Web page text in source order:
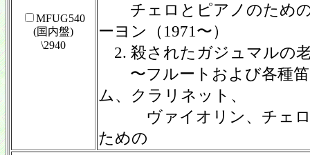
MFUG540
(国内盤)
\2940
チェロとピアノのため
ーヨン（1971〜）
2. 殺されたガジュマルの
〜フルートおよび各種笛
ム、クラリネット、
ヴァイオリン、チェロ
ための